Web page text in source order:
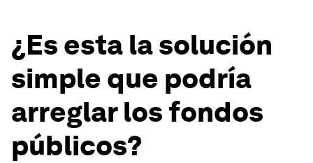
¿Es esta la solución
simple que podría
arreglar los fondos
públicos?